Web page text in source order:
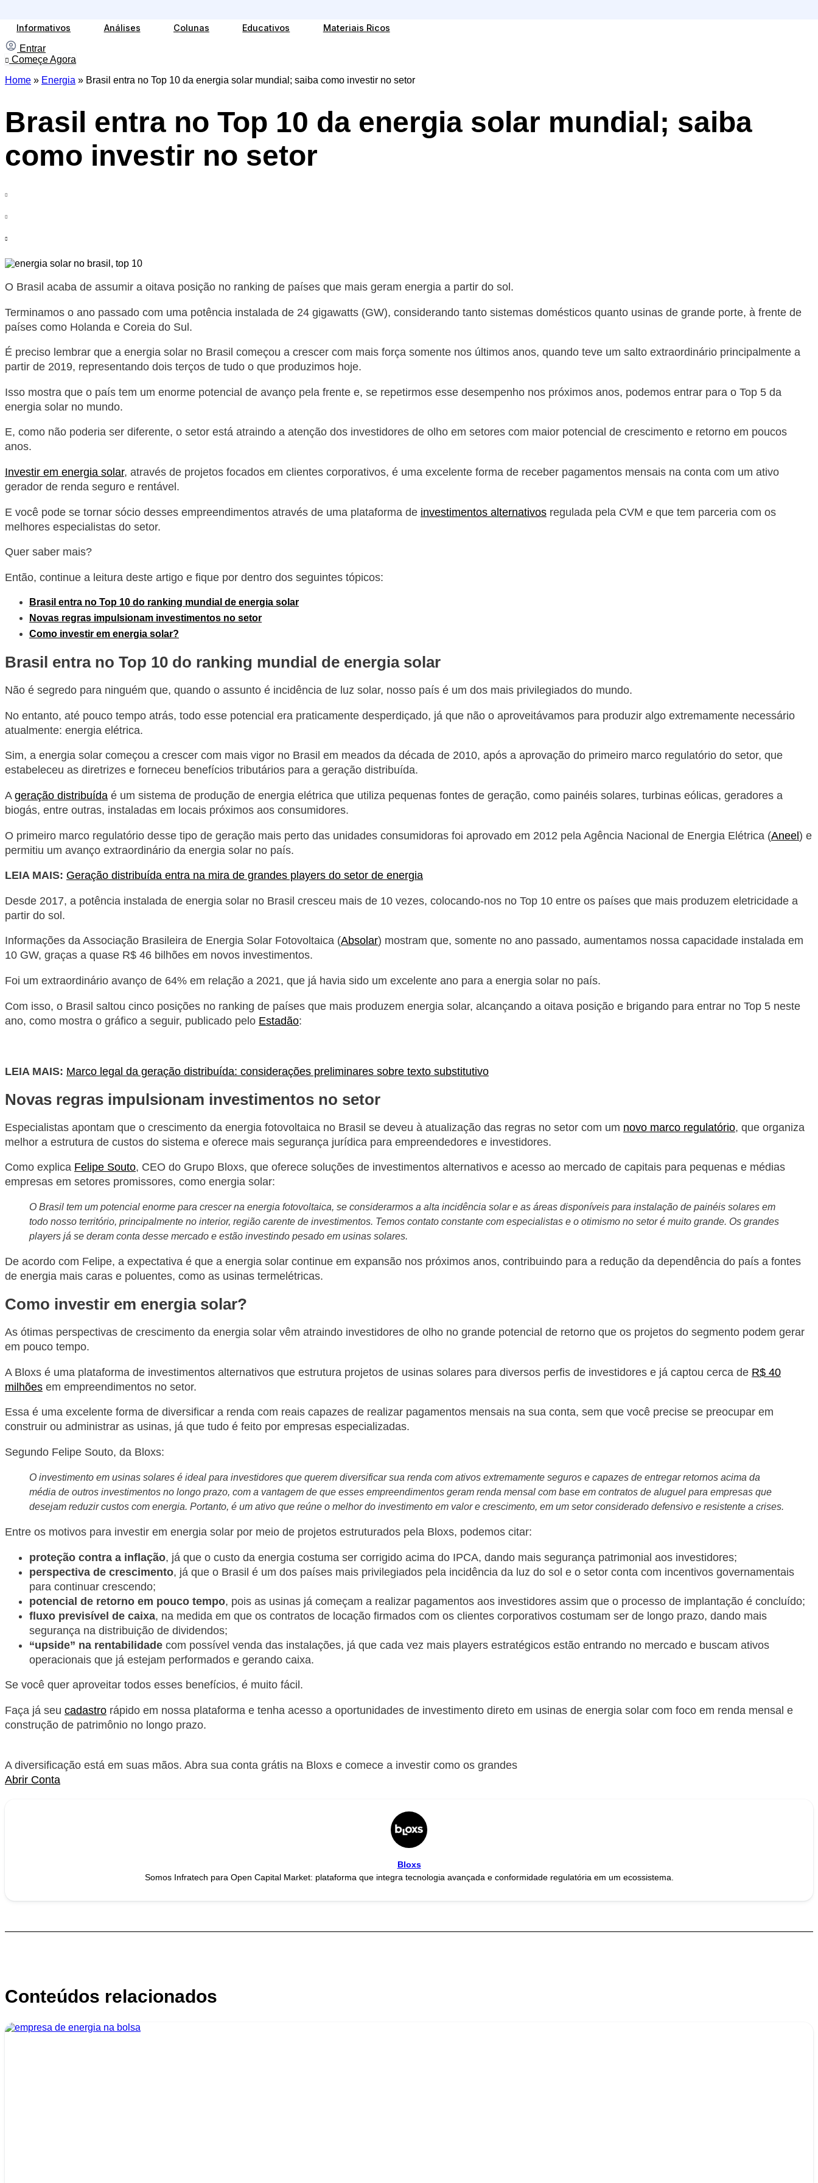
conteúdo
Informativos Análises Colunas Educativos Materiais Ricos
Entrar
Começe Agora
Home » Energia » Brasil entra no Top 10 da energia solar mundial; saiba como investir no setor
Brasil entra no Top 10 da energia solar mundial; saiba
como investir no setor
O Brasil acaba de assumir a oitava posição no ranking de países que mais geram energia a partir do sol.
Terminamos o ano passado com uma potência instalada de 24 gigawatts (GW), considerando tanto sistemas domésticos quanto usinas de grande porte, à frente de
países como Holanda e Coreia do Sul.
É preciso lembrar que a energia solar no Brasil começou a crescer com mais força somente nos últimos anos, quando teve um salto extraordinário principalmente a
partir de 2019, representando dois terços de tudo o que produzimos hoje.
Isso mostra que o país tem um enorme potencial de avanço pela frente e, se repetirmos esse desempenho nos próximos anos, podemos entrar para o Top 5 da
energia solar no mundo.
E, como não poderia ser diferente, o setor está atraindo a atenção dos investidores de olho em setores com maior potencial de crescimento e retorno em poucos
anos.
Investir em energia solar, através de projetos focados em clientes corporativos, é uma excelente forma de receber pagamentos mensais na conta com um ativo
gerador de renda seguro e rentável.
E você pode se tornar sócio desses empreendimentos através de uma plataforma de investimentos alternativos regulada pela CVM e que tem parceria com os
melhores especialistas do setor.
Quer saber mais?
Então, continue a leitura deste artigo e fique por dentro dos seguintes tópicos:
Brasil entra no Top 10 do ranking mundial de energia solar
Novas regras impulsionam investimentos no setor
Como investir em energia solar?
Brasil entra no Top 10 do ranking mundial de energia solar
Não é segredo para ninguém que, quando o assunto é incidência de luz solar, nosso país é um dos mais privilegiados do mundo.
No entanto, até pouco tempo atrás, todo esse potencial era praticamente desperdiçado, já que não o aproveitávamos para produzir algo extremamente necessário
atualmente: energia elétrica.
Sim, a energia solar começou a crescer com mais vigor no Brasil em meados da década de 2010, após a aprovação do primeiro marco regulatório do setor, que
estabeleceu as diretrizes e forneceu benefícios tributários para a geração distribuída.
A geração distribuída é um sistema de produção de energia elétrica que utiliza pequenas fontes de geração, como painéis solares, turbinas eólicas, geradores a
biogás, entre outras, instaladas em locais próximos aos consumidores.
O primeiro marco regulatório desse tipo de geração mais perto das unidades consumidoras foi aprovado em 2012 pela Agência Nacional de Energia Elétrica (Aneel) e
permitiu um avanço extraordinário da energia solar no país.
LEIA MAIS: Geração distribuída entra na mira de grandes players do setor de energia
Desde 2017, a potência instalada de energia solar no Brasil cresceu mais de 10 vezes, colocando-nos no Top 10 entre os países que mais produzem eletricidade a
partir do sol.
Informações da Associação Brasileira de Energia Solar Fotovoltaica (Absolar) mostram que, somente no ano passado, aumentamos nossa capacidade instalada em
10 GW, graças a quase R$ 46 bilhões em novos investimentos.
Foi um extraordinário avanço de 64% em relação a 2021, que já havia sido um excelente ano para a energia solar no país.
Com isso, o Brasil saltou cinco posições no ranking de países que mais produzem energia solar, alcançando a oitava posição e brigando para entrar no Top 5 neste
ano, como mostra o gráfico a seguir, publicado pelo Estadão:
LEIA MAIS: Marco legal da geração distribuída: considerações preliminares sobre texto substitutivo
Novas regras impulsionam investimentos no setor
Especialistas apontam que o crescimento da energia fotovoltaica no Brasil se deveu à atualização das regras no setor com um novo marco regulatório, que organiza
melhor a estrutura de custos do sistema e oferece mais segurança jurídica para empreendedores e investidores.
Como explica Felipe Souto, CEO do Grupo Bloxs, que oferece soluções de investimentos alternativos e acesso ao mercado de capitais para pequenas e médias
empresas em setores promissores, como energia solar:
O Brasil tem um potencial enorme para crescer na energia fotovoltaica, se considerarmos a alta incidência solar e as áreas disponíveis para instalação de painéis solares em
todo nosso território, principalmente no interior, região carente de investimentos. Temos contato constante com especialistas e o otimismo no setor é muito grande. Os grandes
players já se deram conta desse mercado e estão investindo pesado em usinas solares.
De acordo com Felipe, a expectativa é que a energia solar continue em expansão nos próximos anos, contribuindo para a redução da dependência do país a fontes
de energia mais caras e poluentes, como as usinas termelétricas.
Como investir em energia solar?
As ótimas perspectivas de crescimento da energia solar vêm atraindo investidores de olho no grande potencial de retorno que os projetos do segmento podem gerar
em pouco tempo.
A Bloxs é uma plataforma de investimentos alternativos que estrutura projetos de usinas solares para diversos perfis de investidores e já captou cerca de R$ 40
milhões em empreendimentos no setor.
Essa é uma excelente forma de diversificar a renda com reais capazes de realizar pagamentos mensais na sua conta, sem que você precise se preocupar em
construir ou administrar as usinas, já que tudo é feito por empresas especializadas.
Segundo Felipe Souto, da Bloxs:
O investimento em usinas solares é ideal para investidores que querem diversificar sua renda com ativos extremamente seguros e capazes de entregar retornos acima da
média de outros investimentos no longo prazo, com a vantagem de que esses empreendimentos geram renda mensal com base em contratos de aluguel para empresas que
desejam reduzir custos com energia. Portanto, é um ativo que reúne o melhor do investimento em valor e crescimento, em um setor considerado defensivo e resistente a crises.
Entre os motivos para investir em energia solar por meio de projetos estruturados pela Bloxs, podemos citar:
proteção contra a inflação, já que o custo da energia costuma ser corrigido acima do IPCA, dando mais segurança patrimonial aos investidores;
perspectiva de crescimento, já que o Brasil é um dos países mais privilegiados pela incidência da luz do sol e o setor conta com incentivos governamentais
para continuar crescendo;
potencial de retorno em pouco tempo, pois as usinas já começam a realizar pagamentos aos investidores assim que o processo de implantação é concluído;
fluxo previsível de caixa, na medida em que os contratos de locação firmados com os clientes corporativos costumam ser de longo prazo, dando mais
segurança na distribuição de dividendos;
“upside” na rentabilidade com possível venda das instalações, já que cada vez mais players estratégicos estão entrando no mercado e buscam ativos
operacionais que já estejam performados e gerando caixa.
Se você quer aproveitar todos esses benefícios, é muito fácil.
Faça já seu cadastro rápido em nossa plataforma e tenha acesso a oportunidades de investimento direto em usinas de energia solar com foco em renda mensal e
construção de patrimônio no longo prazo.
A diversificação está em suas mãos. Abra sua conta grátis na Bloxs e comece a investir como os grandes
Abrir Conta
Bloxs
Somos Infratech para Open Capital Market: plataforma que integra tecnologia avançada e conformidade regulatória em um ecossistema.
Conteúdos relacionados